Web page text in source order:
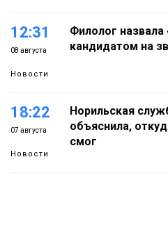
12:31
08 августа
Новости
Филолог
кандидатом на
18:22
07 августа
Новости
Норильская
объяснила,
смог